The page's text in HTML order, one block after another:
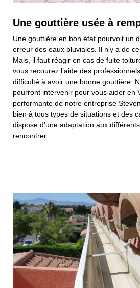
Une gouttière usée à
Une gouttière en bon état pourvoit un
erreur des eaux pluviales. Il n’y a de
Mais, il faut réagir en cas de fuite
vous recourez l’aide des
difficulté à avoir une bonne gouttière.
pourront intervenir pour vous aider en
performante de notre entreprise
bien à tous types de situations et des
dispose d’une adaptation aux
rencontrer.